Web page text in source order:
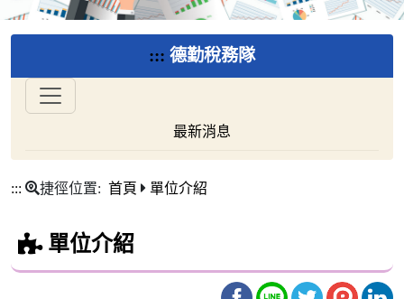
::: 德勤稅務隊
最新消息
::: 捷徑位置: 首頁 單位介紹
單位介紹